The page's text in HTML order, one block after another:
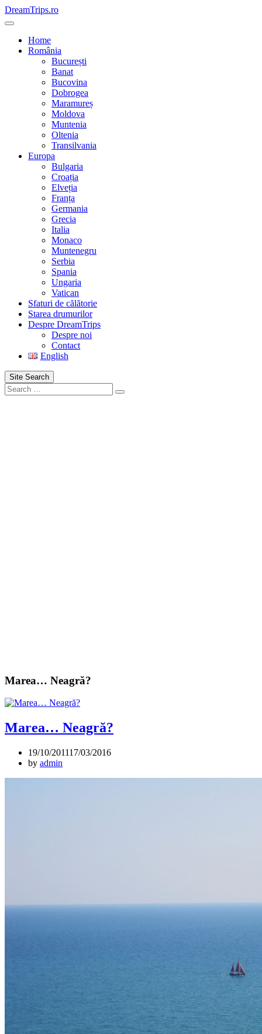
Skip
to
DreamTrips.ro
Home
România
București
Banat
Bucovina
Dobrogea
Maramureș
Moldova
Muntenia
Oltenia
Transilvania
Europa
Bulgaria
Croația
Elveția
Franța
Germania
Grecia
Italia
Monaco
Muntenegru
Serbia
Spania
Ungaria
Vatican
Sfaturi de călătorie
Starea drumurilor
Despre DreamTrips
Despre noi
Contact
English
Site Search
Search
Marea… Neagră?
Marea… Neagră?
19/10/201117/03/2016
by admin